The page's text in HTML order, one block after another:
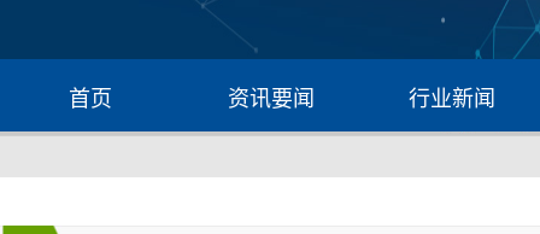
首页 资讯要闻 行业新闻